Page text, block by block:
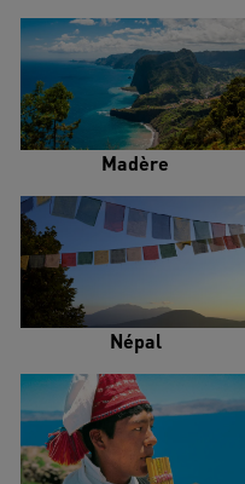
Madère
Népal